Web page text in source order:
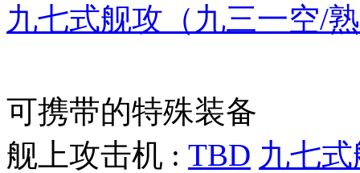
九七式舰攻（九三一空/
可携带的特殊装备
舰上攻击机 : TBD 九七